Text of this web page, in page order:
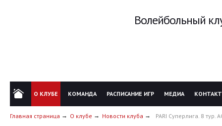
Волейбольный
О КЛУБЕ КОМАНДА РАСПИСАНИЕ ИГР МЕДИА
Главная страница О клубе Новости клуба PARI Суперлига. 8 тур.